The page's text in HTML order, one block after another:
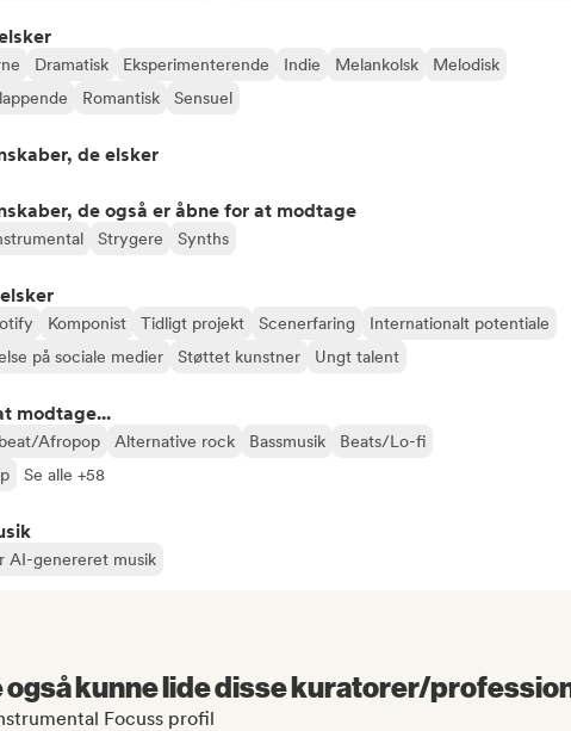
Dramatisk Eksperimenterende Indie Melankolsk
Melodisk
Romantisk Sensuel
de elsker
de også er åbne for at modtage
Strygere Synths
Komponist Tidligt projekt Scenerfaring
Internationalt potentiale
på sociale medier
Støttet kunstner Ungt talent
modtage...
Afropop Alternative rock Bassmusik
Beats/Lo-fi
Se alle +58
AI-genereret musik
også kunne lide disse kuratorer/
Focuss profil